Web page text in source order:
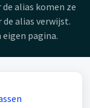
alias komen ze
alias verwijst.
pagina.